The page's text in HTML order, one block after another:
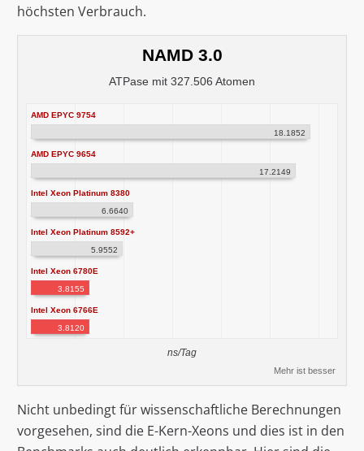
höchsten Verbrauch.
NAMD 3.0
ATPase mit 327.506 Atomen
AMD EPYC 9754
18.1852
AMD EPYC 9654
17.2149
Intel Xeon Platinum 8380
6.6640
Intel Xeon Platinum 8592+
5.9552
Intel Xeon 6780E
3.8155
Intel Xeon 6766E
3.8120
ns/Tag
Mehr ist besser
Nicht unbedingt für wissenschaftliche Berechnungen
vorgesehen, sind die E-Kern-Xeons und dies ist in den